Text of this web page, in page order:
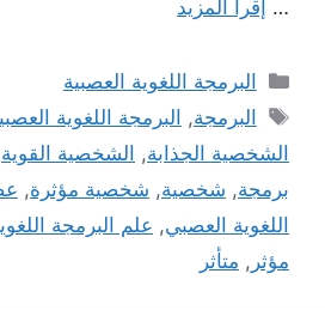
… إقرأ المزيد
التصنيفات
البرمجة اللغوية العصبية
الوسوم
البرمجة, البرمجة اللغوية
الشخصية الجذابة, الشخصية القوية
برمجة, شخصية, شخصية مؤثرة,
اللغوية العصبي, علم البرمجة
مؤثر , متأثر